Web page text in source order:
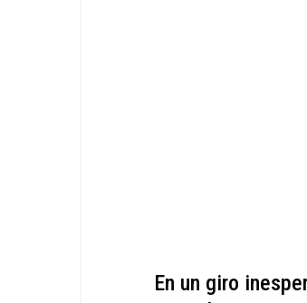
En un giro